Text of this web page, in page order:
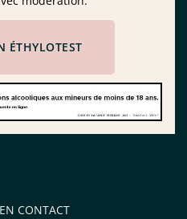
ÉTHYLOTEST
CONTACT